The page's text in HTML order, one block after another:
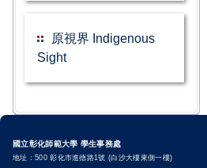
原視界 Indigenous
Sight
國立彰化師範大學 學生事務處
地址：500 彰化市進德路1號 (白沙大樓東側一樓)